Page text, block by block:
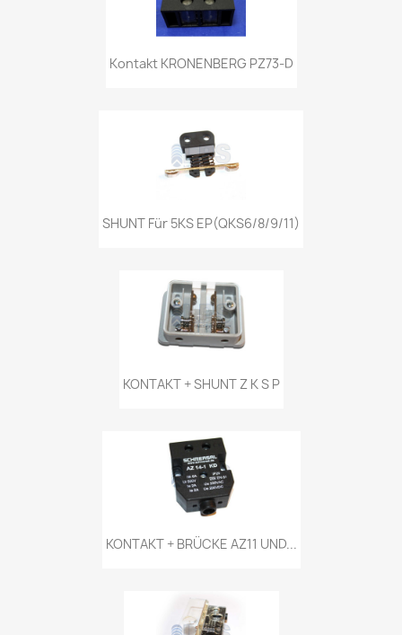
Kontakt KRONENBERG PZ73-D
SHUNT Für 5KS EP(QKS6/8/9/11)
KONTAKT + SHUNT Z K S P
KONTAKT + BRÜCKE AZ11 UND...